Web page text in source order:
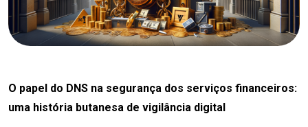
O papel do DNS na segurança dos serviços financeiros:
uma história butanesa de vigilância digital